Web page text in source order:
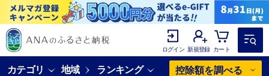
ログイン 新規登録 カート
カテゴリ 地域 ランキング 控除額を調べる